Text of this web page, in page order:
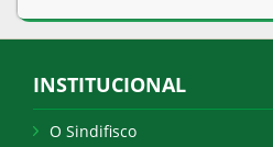
INSTITUCIONAL
O Sindifisco